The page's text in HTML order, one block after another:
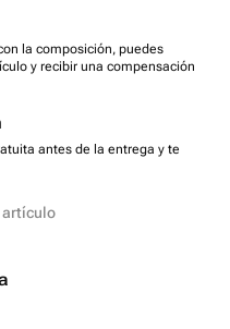
la composición, puedes
y recibir una compensación
antes de la entrega y te
artículo